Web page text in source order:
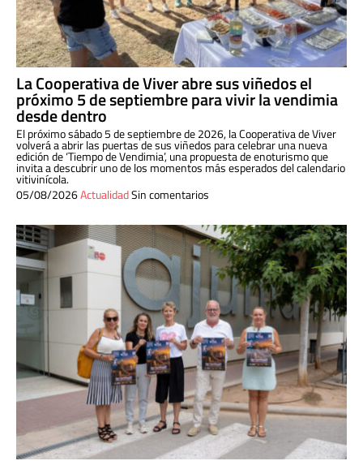
La Cooperativa de Viver abre sus viñedos el
próximo 5 de septiembre para vivir la vendimia
desde dentro
El próximo sábado 5 de septiembre de 2026, la Cooperativa de Viver
volverá a abrir las puertas de sus viñedos para celebrar una nueva
edición de ‘Tiempo de Vendimia’, una propuesta de enoturismo que
invita a descubrir uno de los momentos más esperados del calendario
vitivinícola.
05/08/2026ActualidadSin comentarios